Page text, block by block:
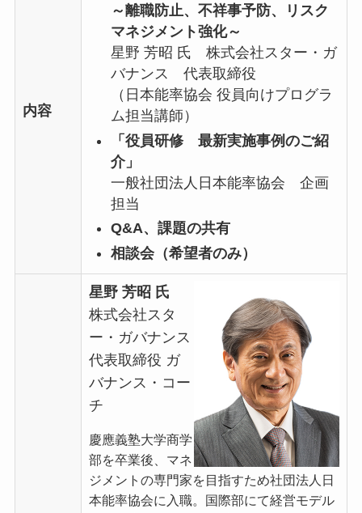
内容
～離職防止、不祥事予防、リスク
マネジメント強化～
星野 芳昭 氏 株式会社スター・ガ
バナンス 代表取締役
（日本能率協会 役員向けプログラ
ム担当講師）
「役員研修 最新実施事例のご紹
介」
一般社団法人日本能率協会 企画
担当
Q&A、課題の共有
相談会（希望者のみ）
星野 芳昭 氏
株式会社スタ
ー・ガバナンス
代表取締役 ガ
バナンス・コー
チ
慶應義塾大学商学
部を卒業後、マネ
ジメントの専門家を目指すため社団法人日
本能率協会に入職。国際部にて経営モデル